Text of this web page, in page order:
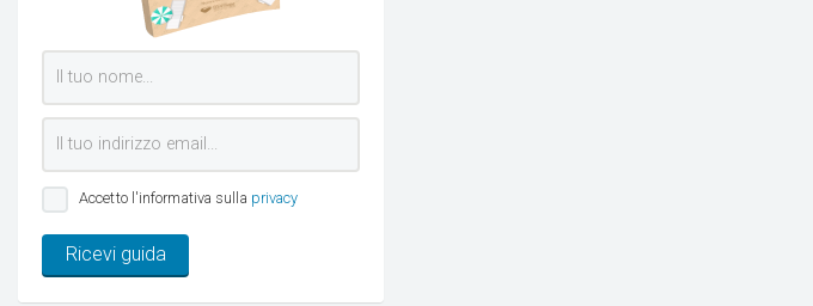
Accetto l'informativa sulla privacy
Ricevi guida